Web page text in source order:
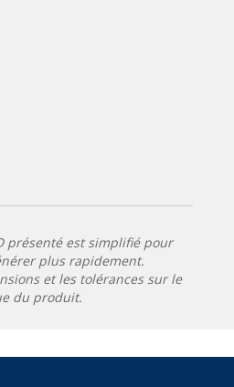
présenté est simplifié pour
plus rapidement.
et les tolérances sur le
du produit.